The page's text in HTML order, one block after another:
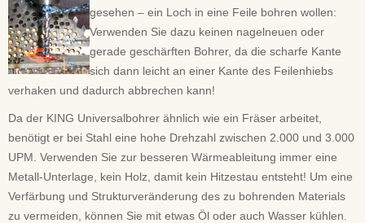
gesehen – ein Loch in eine Feile bohren wollen:
Verwenden Sie dazu keinen nagelneuen oder
gerade geschärften Bohrer, da die scharfe Kante
sich dann leicht an einer Kante des Feilenhiebs
verhaken und dadurch abbrechen kann!
Da der KING Universalbohrer ähnlich wie ein Fräser arbeitet,
benötigt er bei Stahl eine hohe Drehzahl zwischen 2.000 und 3.000
UPM. Verwenden Sie zur besseren Wärmeableitung immer eine
Metall-Unterlage, kein Holz, damit kein Hitzestau entsteht! Um eine
Verfärbung und Strukturveränderung des zu bohrenden Materials
zu vermeiden, können Sie mit etwas Öl oder auch Wasser kühlen.